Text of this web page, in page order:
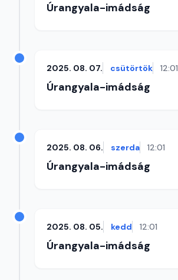
Úrangyala-imádság
2025. 08. 07. csütörtök 12:01
Úrangyala-imádság
2025. 08. 06. szerda 12:01
Úrangyala-imádság
2025. 08. 05. kedd 12:01
Úrangyala-imádság